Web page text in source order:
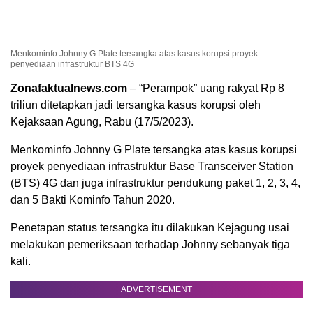
Menkominfo Johnny G Plate tersangka atas kasus korupsi proyek
penyediaan infrastruktur BTS 4G
Zonafaktualnews.com – “Perampok” uang rakyat Rp 8
triliun ditetapkan jadi tersangka kasus korupsi oleh
Kejaksaan Agung, Rabu (17/5/2023).
Menkominfo Johnny G Plate tersangka atas kasus korupsi
proyek penyediaan infrastruktur Base Transceiver Station
(BTS) 4G dan juga infrastruktur pendukung paket 1, 2, 3, 4,
dan 5 Bakti Kominfo Tahun 2020.
Penetapan status tersangka itu dilakukan Kejagung usai
melakukan pemeriksaan terhadap Johnny sebanyak tiga
kali.
ADVERTISEMENT